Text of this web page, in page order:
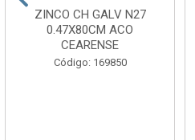
ZINCO CH GALV N27
0.47X80CM ACO
CEARENSE
Código: 169850